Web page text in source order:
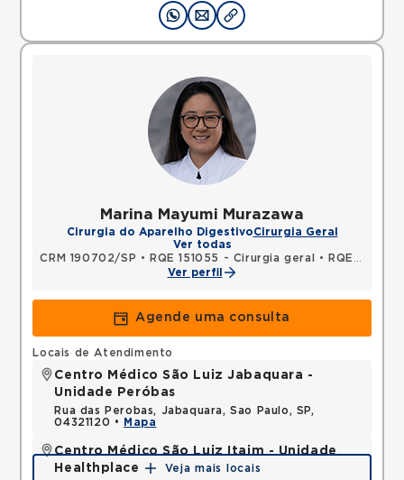
Marina Mayumi Murazawa
Cirurgia do Aparelho DigestivoCirurgia Geral
Ver todas
CRM 190702/SP • RQE 151055 - Cirurgia geral •
RQE 152582 - Cirurgia do aparelho digestivo
Ver perfil
Agende uma consulta
Locais de Atendimento
Centro Médico São Luiz Jabaquara -
Unidade Peróbas
Rua das Perobas, Jabaquara, Sao Paulo, SP,
04321120 •
Mapa
Centro Médico São Luiz Itaim - Unidade
Healthplace
Veja mais locais